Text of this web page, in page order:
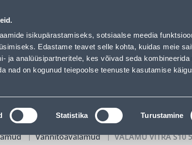
isikupärastamiseks, sotsiaalse meedia
Edastame teavet selle kohta, kuidas meie
ja analüüsipartneritele, kes võivad seda kombineerida
nad on kogunud teiepoolse teenuste kasutamise
Statistika Turustamine
Teenused Karjäärileht
OTSI
KATALOOGID TÖÖRIISTALAENUTUS
Vannitoavalamud VALAMU VITRA S10